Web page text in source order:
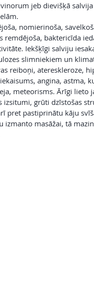
jeb dievišķā
nomierinoša,
remdējoša, baktericīda
Iekšķīgi salviju
slimniekiem un
reiboņi, atereskleroze,
angina, astma,
meteorisms. Ārīgi lieto
izsitumi, grūti dzīstošas
pret pastiprinātu kāju
izmanto masāžai, tā